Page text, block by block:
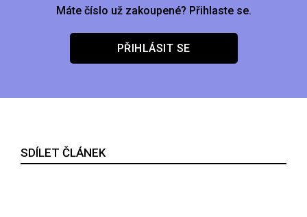
Máte číslo už zakoupené? Přihlaste se.
PŘIHLÁSIT SE
SDÍLET ČLÁNEK